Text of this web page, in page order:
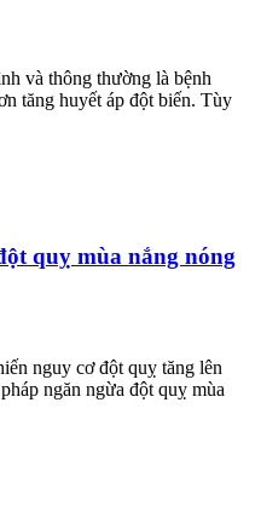
và thông thường là bệnh
tăng huyết áp đột biến. Tùy
quỵ mùa nắng nóng
nguy cơ đột quỵ tăng lên
ngăn ngừa đột quỵ mùa